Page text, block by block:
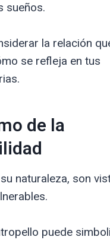
sueños.
la relación
se refleja en tus
de la
naturaleza, son
puede